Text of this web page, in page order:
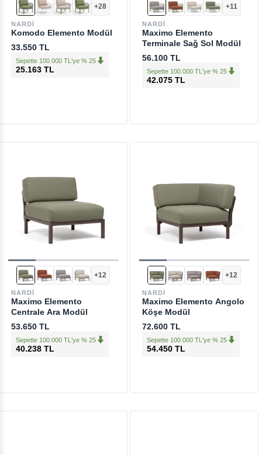
+28
NARDI
Komodo Elemento Modül
33.550 TL
Sepette 100.000 TL'ye % 25
25.163 TL
+11
NARDI
Maximo Elemento
Terminale Sağ Sol Modül
56.100 TL
Sepette 100.000 TL'ye % 25
42.075 TL
+12
NARDI
Maximo Elemento
Centrale Ara Modül
53.650 TL
Sepette 100.000 TL'ye % 25
40.238 TL
+12
NARDI
Maximo Elemento Angolo
Köşe Modül
72.600 TL
Sepette 100.000 TL'ye % 25
54.450 TL